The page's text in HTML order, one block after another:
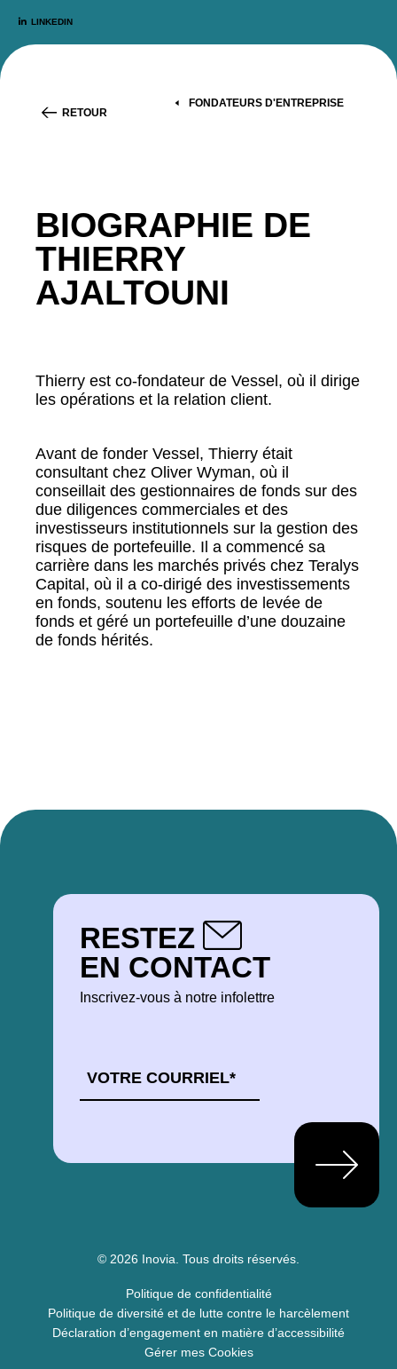
LINKEDIN
RETOUR
FONDATEURS D'ENTREPRISE
BIOGRAPHIE DE
THIERRY
AJALTOUNI
Thierry est co-fondateur de Vessel, où il dirige
les opérations et la relation client.
Avant de fonder Vessel, Thierry était
consultant chez Oliver Wyman, où il
conseillait des gestionnaires de fonds sur des
due diligences commerciales et des
investisseurs institutionnels sur la gestion des
risques de portefeuille. Il a commencé sa
carrière dans les marchés privés chez Teralys
Capital, où il a co-dirigé des investissements
en fonds, soutenu les efforts de levée de
fonds et géré un portefeuille d’une douzaine
de fonds hérités.
RESTEZ
EN CONTACT
Inscrivez-vous à notre infolettre
*
© 2026 Inovia. Tous droits réservés.
Politique de confidentialité
Politique de diversité et de lutte contre le harcèlement
Déclaration d’engagement en matière d’accessibilité
Gérer mes Cookies